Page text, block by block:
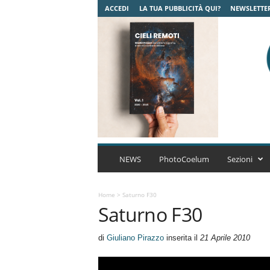
ACCEDI LA TUA PUBBLICITÀ QUI?
C
r
NEWS PhotoCoelum Sezioni
Home > Saturno F30
Saturno F30
di Giuliano Pirazzoinserita il 21 Aprile 2010